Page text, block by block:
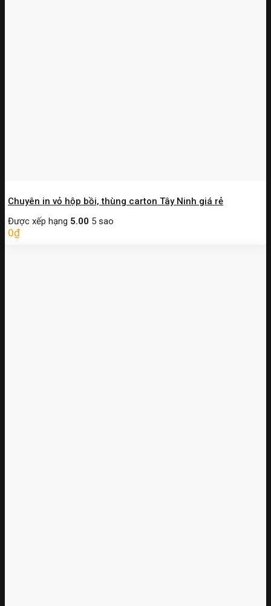
Chuyên in vỏ hộp bồi, thùng carton Tây Ninh giá rẻ
Được xếp hạng 5.00 5 sao
0₫